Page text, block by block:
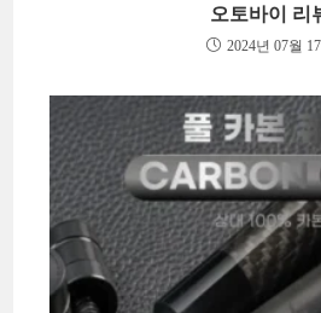
오토바이 리
2024년 07월